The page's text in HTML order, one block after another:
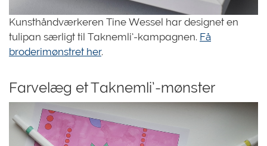
Kunsthåndværkeren Tine Wessel har designet en
tulipan særligt til Taknemli’-kampagnen. Få
broderimønstret her.
Farvelæg et Taknemli’-mønster